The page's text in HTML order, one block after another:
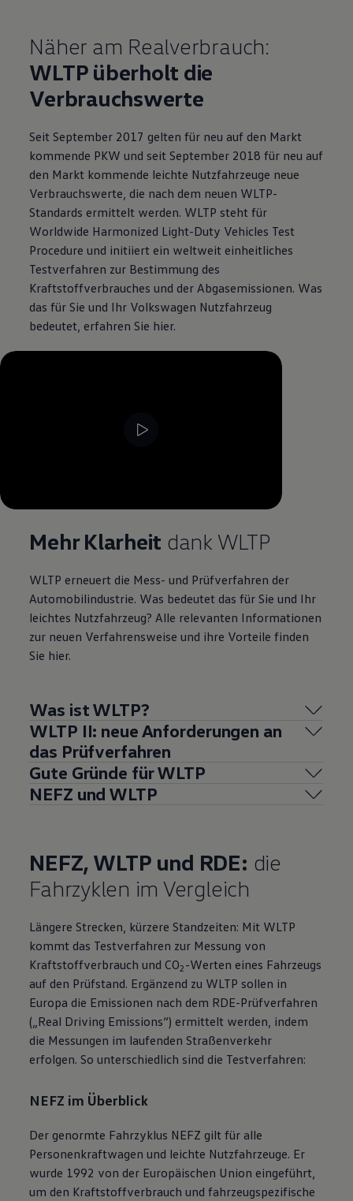
Näher am Realverbrauch:
WLTP überholt die
Verbrauchswerte
Seit September 2017 gelten für neu auf den Markt
kommende PKW und seit September 2018 für neu auf
den Markt kommende leichte Nutzfahrzeuge neue
Verbrauchswerte, die nach dem neuen WLTP-
Standards ermittelt werden. WLTP steht für
Worldwide Harmonized Light-Duty Vehicles Test
Procedure und initiiert ein weltweit einheitliches
Testverfahren zur Bestimmung des
Kraftstoffverbrauches und der Abgasemissionen. Was
das für Sie und Ihr Volkswagen Nutzfahrzeug
bedeutet, erfahren Sie hier.
Mehr Klarheit dank WLTP
WLTP erneuert die Mess- und Prüfverfahren der
Automobilindustrie. Was bedeutet das für Sie und Ihr
leichtes Nutzfahrzeug? Alle relevanten Informationen
zur neuen Verfahrensweise und ihre Vorteile finden
Sie hier.
Was ist WLTP?
WLTP II: neue Anforderungen an
das Prüfverfahren
Gute Gründe für WLTP
NEFZ und WLTP
NEFZ, WLTP und RDE: die
Fahrzyklen im Vergleich
Längere Strecken, kürzere Standzeiten: Mit WLTP
kommt das Testverfahren zur Messung von
Kraftstoffverbrauch und CO2 -Werten eines Fahrzeugs
auf den Prüfstand. Ergänzend zu WLTP sollen in
Europa die Emissionen nach dem RDE-Prüfverfahren
(„Real Driving Emissions“) ermittelt werden, indem
die Messungen im laufenden Straßenverkehr
erfolgen. So unterschiedlich sind die Testverfahren:
NEFZ im Überblick
Der genormte Fahrzyklus NEFZ gilt für alle
Personenkraftwagen und leichte Nutzfahrzeuge. Er
wurde 1992 von der Europäischen Union eingeführt,
um den Kraftstoffverbrauch und fahrzeugspezifische